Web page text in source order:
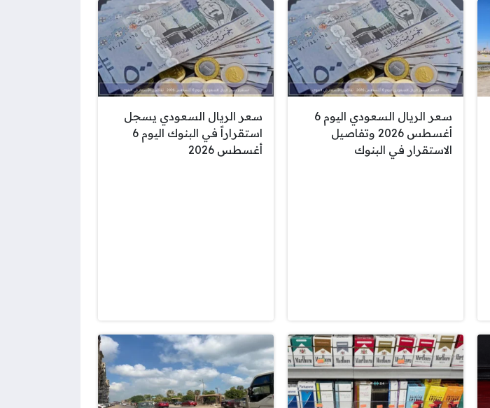
سعر الريال السعودي اليوم 6
أغسطس 2026 وتفاصيل
الاستقرار في البنوك
سعر الريال السعودي يسجل
استقراراً في البنوك اليوم 6
أغسطس 2026